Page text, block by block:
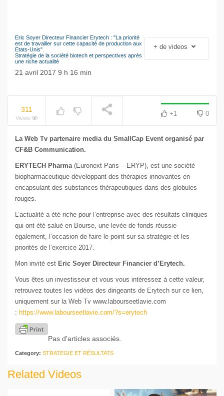
NOW PLAYING
Le séisme industriel
Eric Soyer Directeur Financier Erytech : "La priorité
est de travailler sur cette capacité de production aux
Etats-Unis".
Stratégie de la société biotech et perspectives après
une riche actualité
21 avril 2017 9 h 16 min
+ de videos
311
Views
+1 0
La Web Tv partenaire media du SmallCap Event organisé par
CF&B Communication.
ERYTECH Pharma(Euronext Paris – ERYP), est une société
biopharmaceutique développant des thérapies innovantes en
encapsulant des substances thérapeutiques dans des globules
rouges.
L’actualité a été riche pour l’entreprise avec des résultats cliniques
qui ont été salué en Bourse, une levée de fonds réussie
également, l’occasion de faire le point sur sa stratégie et les
priorités de l’exercice 2017.
Mon invité est Eric Soyer Directeur Financier d’Erytech.
Vous êtes un investisseur et vous vous intéressez à cette valeur,
retrouvez toutes les vidéos des dirigeants de Erytech sur ce lien,
uniquement sur la Web Tv www.labourseetlavie.com
: https://www.labourseetlavie.com/?s=erytech
Pas d'articles associés.
Category: STRATEGIE ET RÉSULTATS
Related Videos